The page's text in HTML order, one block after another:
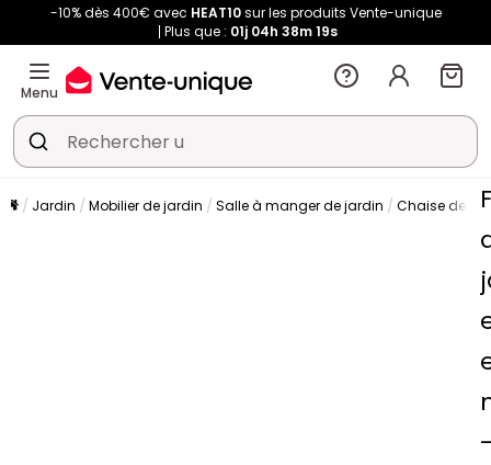
-10% dès 400€ avec HEAT10sur les produits Vente-unique
Plus que : 01j 04h 38m 17s
Menu
Jardin Mobilier de jardin Salle à manger de jardin Chaise de